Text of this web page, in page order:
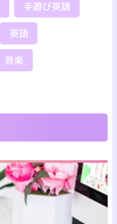
手遊び英語
英語
音楽